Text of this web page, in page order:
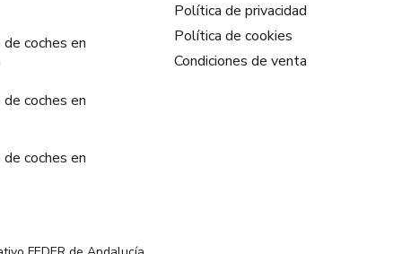
coches en
coches en
coches en
Política de privacidad
Política de cookies
Condiciones de venta